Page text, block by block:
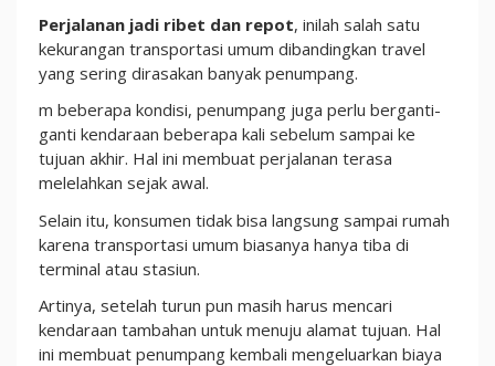
Perjalanan jadi ribet dan repot, inilah salah satu
kekurangan transportasi umum dibandingkan travel
yang sering dirasakan banyak penumpang.
m beberapa kondisi, penumpang juga perlu berganti-
ganti kendaraan beberapa kali sebelum sampai ke
tujuan akhir. Hal ini membuat perjalanan terasa
melelahkan sejak awal.
Selain itu, konsumen tidak bisa langsung sampai rumah
karena transportasi umum biasanya hanya tiba di
terminal atau stasiun.
Artinya, setelah turun pun masih harus mencari
kendaraan tambahan untuk menuju alamat tujuan. Hal
ini membuat penumpang kembali mengeluarkan biaya